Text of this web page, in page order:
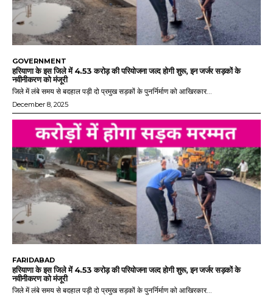
GOVERNMENT
हरियाणा के इस जिले में 4.53 करोड़ की परियोजना जल्द होगी शुरू, इन जर्जर सड़कों के
नवीनीकरण को मंजूरी
जिले में लंबे समय से बदहाल पड़ी दो प्रमुख सड़कों के पुनर्निर्माण को आखिरकार...
December 8, 2025
FARIDABAD
हरियाणा के इस जिले में 4.53 करोड़ की परियोजना जल्द होगी शुरू, इन जर्जर सड़कों के
नवीनीकरण को मंजूरी
जिले में लंबे समय से बदहाल पड़ी दो प्रमुख सड़कों के पुनर्निर्माण को आखिरकार...